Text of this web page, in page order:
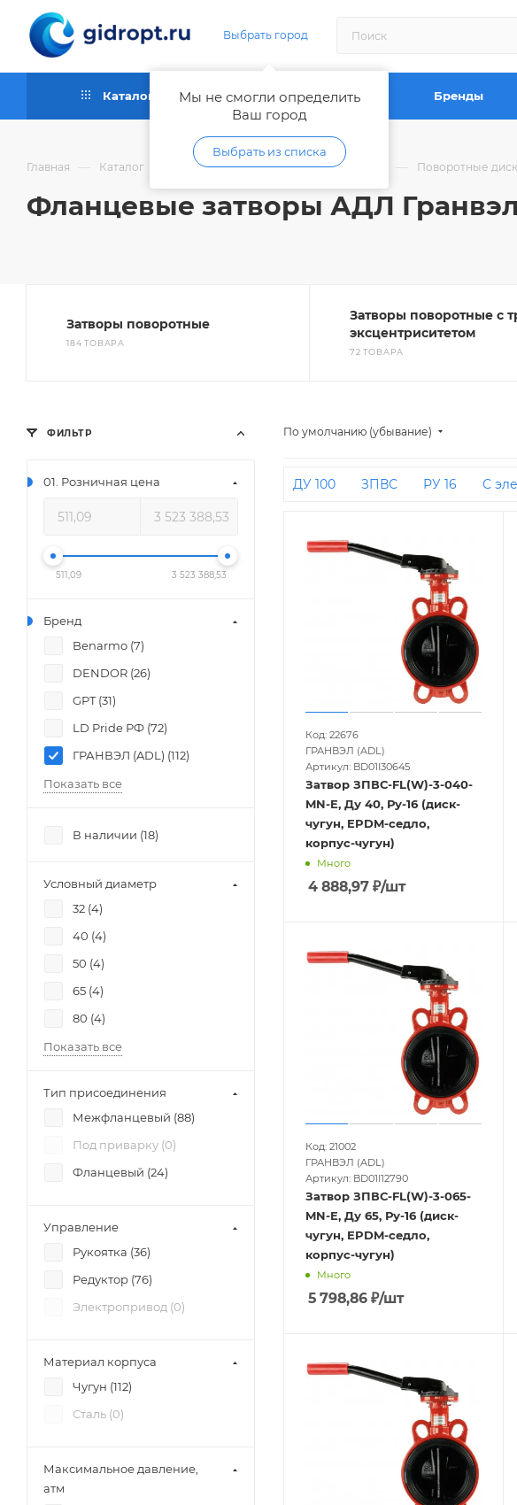
Выбрать город
Мы не смогли определить
Ваш город
Выбрать из списка
Каталог Как купить Бренды
Главная — Каталог Запорная и регулирующая арматура — Поворотные
Фланцевые затворы АДЛ Гранвэл
Затворы поворотные
184 ТОВАРА
Затворы поворотные с
эксцентриситетом
72 ТОВАРА
По умолчанию (убывание)
ДУ 100 ЗПВС РУ 16 С
Код: 22676
ГРАНВЭЛ (ADL)
Артикул: BD01I30645
Затвор ЗПВС-FL(W)-3-040-
MN-E, Ду 40, Ру-16 (диск-
чугун, EPDM-седло,
корпус-чугун)
Много
4 888,97 ₽/шт
Код: 21002
ГРАНВЭЛ (ADL)
Артикул: BD01I12790
Затвор ЗПВС-FL(W)-3-065-
MN-E, Ду 65, Ру-16 (диск-
чугун, EPDM-седло,
корпус-чугун)
Много
5 798,86 ₽/шт
ФИЛЬТР
01. Розничная цена
511,09 3 523 388,53
Бренд
Benarmo (7)
DENDOR (26)
GPT (31)
LD Pride РФ (72)
ГРАНВЭЛ (ADL) (112)
Показать все
В наличии (18)
Условный диаметр
32 (4)
40 (4)
50 (4)
65 (4)
80 (4)
Показать все
Тип присоединения
Межфланцевый (88)
Под приварку (0)
Фланцевый (24)
Управление
Рукоятка (36)
Редуктор (76)
Электропривод (0)
Материал корпуса
Чугун (112)
Сталь (0)
Максимальное давление,
атм